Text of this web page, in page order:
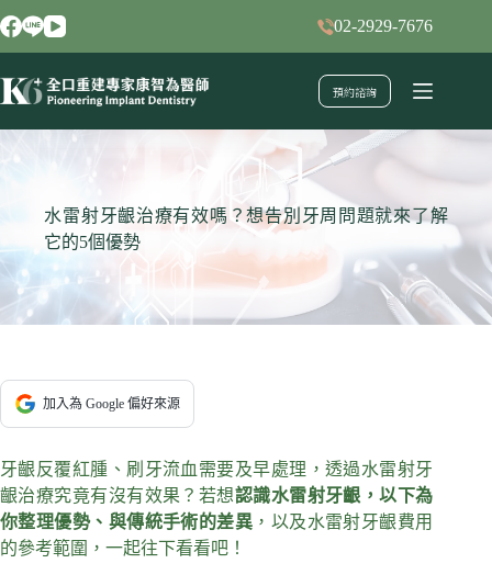
跳
至
要
02-2929-7676
預約諮詢
水雷射牙齦治療有效嗎？想告別牙周問題就來了解
它的5個優勢
加入為 Google 偏好來源
牙齦反覆紅腫、刷牙流血需要及早處理，透過水雷射牙
齦治療究竟有沒有效果？若想認識水雷射牙齦，以下為
你整理優勢、與傳統手術的差異 ，以及水雷射牙齦費用
的參考範圍，一起往下看看吧！